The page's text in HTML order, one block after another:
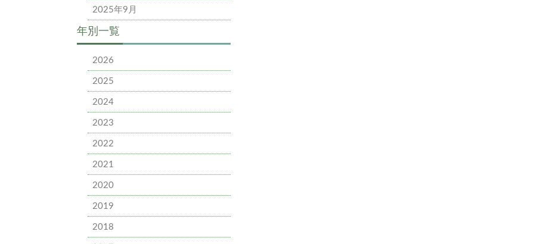
2025年9月
年別一覧
2026
2025
2024
2023
2022
2021
2020
2019
2018